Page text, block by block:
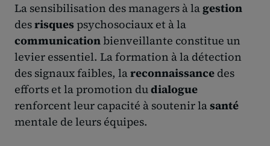
La sensibilisation des managers à lagestion
desrisques psychosociaux et à la
communicationbienveillante constitue un
levier essentiel. La formation à la détection
des signaux faibles, lareconnaissance des
efforts et la promotion dudialogue
renforcent leur capacité à soutenir lasanté
mentale de leurs équipes.